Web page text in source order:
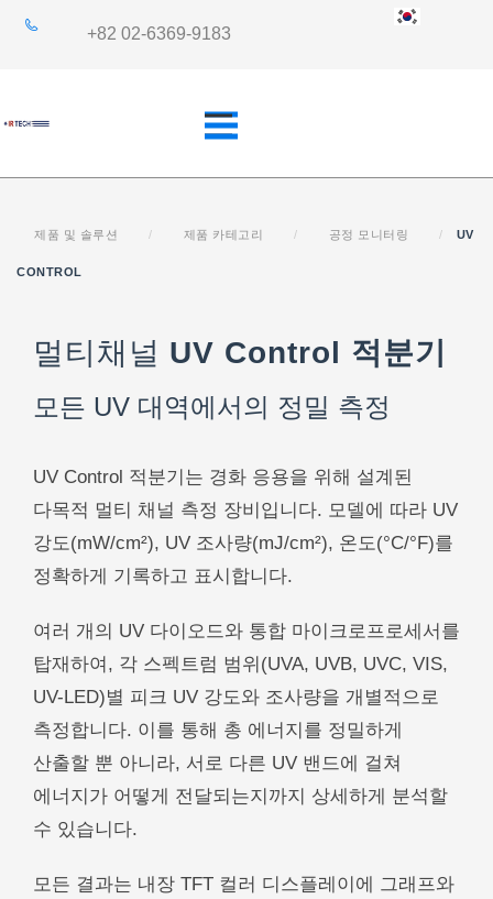
+82 02-6369-9183
개요
쿼츠사양
품질관리
다운로드
산업 분야
응용 분야
제품
도움이 필요하십니까? 연락처 :
Phone: +82 02-6369-9183
Ljh0302@gmail.com
문의
제품 및 솔루션 / 제품 카테고리 / 공정 모니터링 / UV
CONTROL
멀티채널 UV Control 적분기
모든 UV 대역에서의 정밀 측정
UV Control 적분기는 경화 응용을 위해 설계된
다목적 멀티 채널 측정 장비입니다. 모델에 따라 UV
강도(mW/cm²), UV 조사량(mJ/cm²), 온도(°C/°F)를
정확하게 기록하고 표시합니다.
여러 개의 UV 다이오드와 통합 마이크로프로세서를
탑재하여, 각 스펙트럼 범위(UVA, UVB, UVC, VIS,
UV-LED)별 피크 UV 강도와 조사량을 개별적으로
측정합니다. 이를 통해 총 에너지를 정밀하게
산출할 뿐 아니라, 서로 다른 UV 밴드에 걸쳐
에너지가 어떻게 전달되는지까지 상세하게 분석할
수 있습니다.
모든 결과는 내장 TFT 컬러 디스플레이에 그래프와